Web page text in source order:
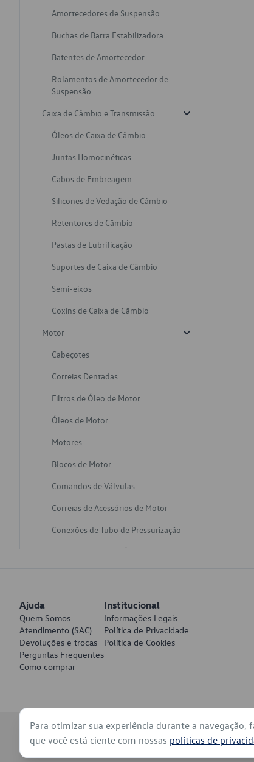
Amortecedores de Suspensão
Buchas de Barra Estabilizadora
Batentes de Amortecedor
Rolamentos de Amortecedor de
Suspensão
Caixa de Câmbio e Transmissão
Óleos de Caixa de Câmbio
Juntas Homocinéticas
Cabos de Embreagem
Silicones de Vedação de Câmbio
Retentores de Câmbio
Pastas de Lubrificação
Suportes de Caixa de Câmbio
Semi-eixos
Coxins de Caixa de Câmbio
Motor
Cabeçotes
Correias Dentadas
Filtros de Óleo de Motor
Óleos de Motor
Motores
Blocos de Motor
Comandos de Válvulas
Correias de Acessórios de Motor
Conexões de Tubo de Pressurização
Varetas de Nivel de Óleo
Discos de Freio
Juntas de Bomba de Vácuo
Mangueiras de Vácuo de Servo
Pratos de Disco de Freio
Travas de Pastilha de Freio
Ajuda
Quem Somos
Atendimento (SAC)
Devoluções e trocas
Perguntas Frequentes
Como comprar
Institucional
Informações Legais
Política de Privacidade
Política de Cookies
© 2026 - Volkswagen do Brasil - Todos os direitos reservados
Para otimizar sua experiência durante a
que você está ciente com nossas políticas de